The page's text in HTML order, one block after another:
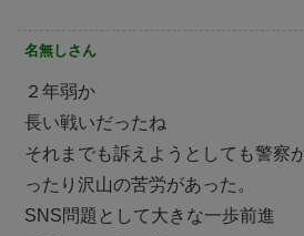
名無しさん
２年弱か
長い戦いだったね
それまでも訴えようとしても警察
ったり沢山の苦労があった。
SNS問題として大きな一歩前進